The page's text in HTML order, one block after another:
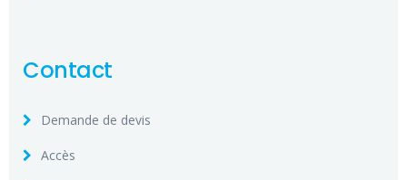
Contact
Demande de devis
Accès